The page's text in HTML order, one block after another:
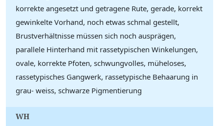
korrekte angesetzt und getragene Rute, gerade, korrekt
gewinkelte Vorhand, noch etwas schmal gestellt,
Brustverhältnisse müssen sich noch ausprägen,
parallele Hinterhand mit rassetypischen Winkelungen,
ovale, korrekte Pfoten, schwungvolles, müheloses,
rassetypisches Gangwerk, rassetypische Behaarung in
grau- weiss, schwarze Pigmentierung
WH